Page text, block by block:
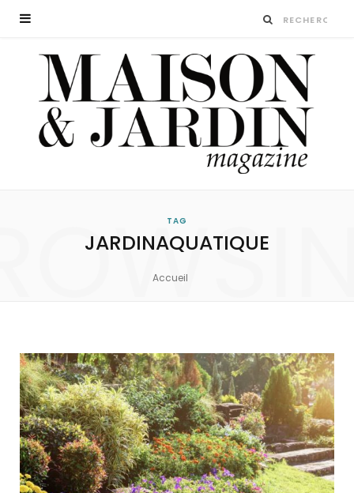
TAG
JARDINAQUATIQUE
Accueil